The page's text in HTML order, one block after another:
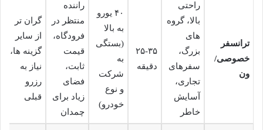
ترانسفر
خصوصی/
ون
راحتی
بالا، گروه
های
بزرگ،
سفرهای
تجاری،
آسایش
خاطر
۲۵-۳۵
دقیقه
۴۰ یورو
به بالا
(بستگی
به
شرکت
و نوع
خودرو)
راننده
منتظر در
فرودگاه،
قیمت
ثابت،
فضای
زیاد برای
چمدان
گران تر
از سایر
گزینه ها،
نیاز به
رزرو
قبلی